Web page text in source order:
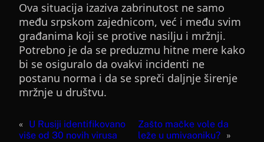
Ova situacija izaziva zabrinutost ne samo
među srpskom zajednicom, već i među svim
građanima koji se protive nasilju i mržnji.
Potrebno je da se preduzmu hitne mere kako
bi se osiguralo da ovakvi incidenti ne
postanu norma i da se spreči daljnje širenje
mržnje u društvu.
« U Rusiji identifikovano
više od 30 novih virusa
Zašto mačke vole da
leže u umivaoniku? »